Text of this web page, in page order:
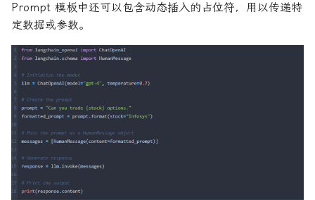
Prompt 模板中还可以包含动态插入的占位符，用以传递特
定数据或参数。